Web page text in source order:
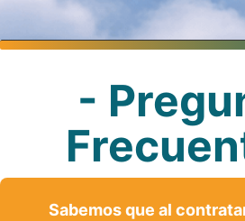
-
Sabemos que al